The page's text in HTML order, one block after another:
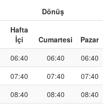
Dönüş
Hafta
İçi
Cumartesi
Pazar
06:40 06:40
06:40
07:40 07:40
07:40
08:40 08:40
08:40